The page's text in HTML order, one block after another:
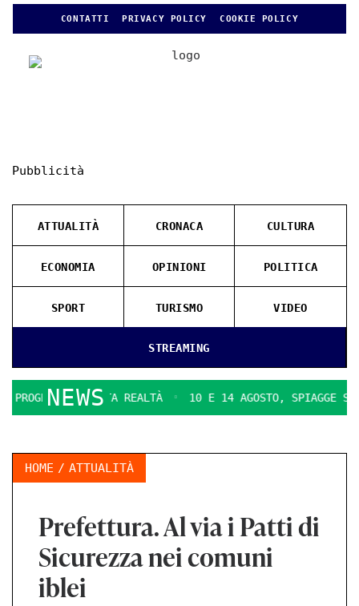
CONTATTI PRIVACY POLICY COOKIE POLICY
Pubblicità
STREAMING
ATTUALITÀ CRONACA CULTURA
ECONOMIA OPINIONI POLITICA
SPORT TURISMO VIDEO
NEWS
DIVENTA REALTÀ 10 E 14 AGOSTO, SPIAGGE
HOME ATTUALITÀ
Prefettura. Al via i Patti di
Sicurezza nei comuni
iblei